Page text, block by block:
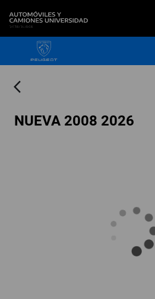
NUEVA 2008 2026
arrow_back_ios